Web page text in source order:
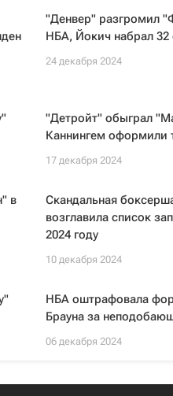
"Денвер" разгромил
НБА, Йокич набрал 32
24 декабря 2024
"Детройт" обыграл
Каннингем оформили
17 декабря 2024
в
Скандальная
возглавила список
2024 году
10 декабря 2024
НБА оштрафовала
Брауна за
06 декабря 2024